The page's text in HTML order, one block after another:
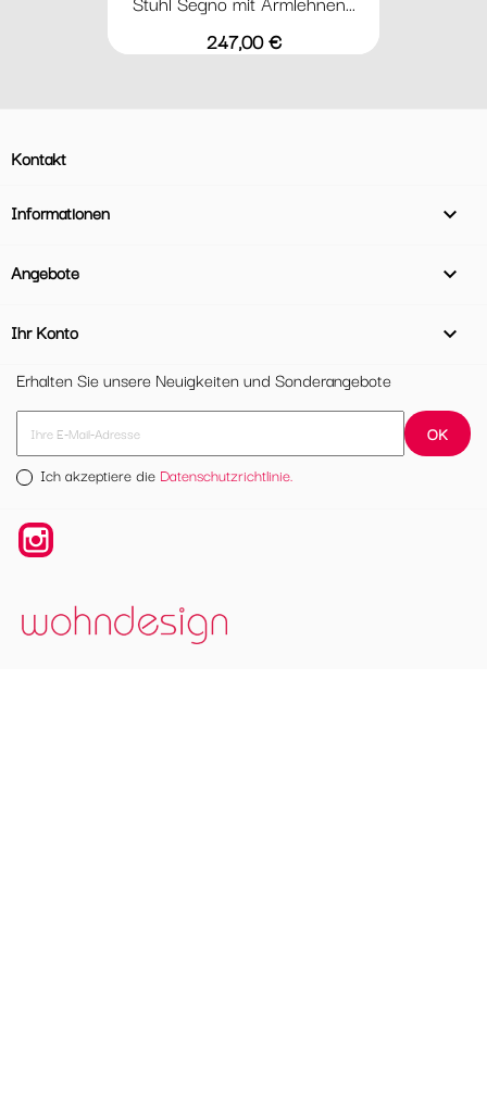
Preis
247,00 €
Kontakt
Informationen 
Angebote 
Ihr Konto

Erhalten Sie unsere Neuigkeiten und Sonderangebote
Ich akzeptiere die Datenschutzrichtlinie.